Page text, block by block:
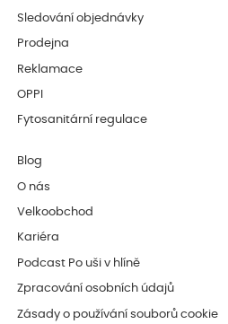
Sledování objednávky
Prodejna
Reklamace
OPPI
Fytosanitární regulace
Blog
O nás
Velkoobchod
Kariéra
Podcast Po uši v hlíně
Zpracování osobních údajů
Zásady o používání souborů cookie